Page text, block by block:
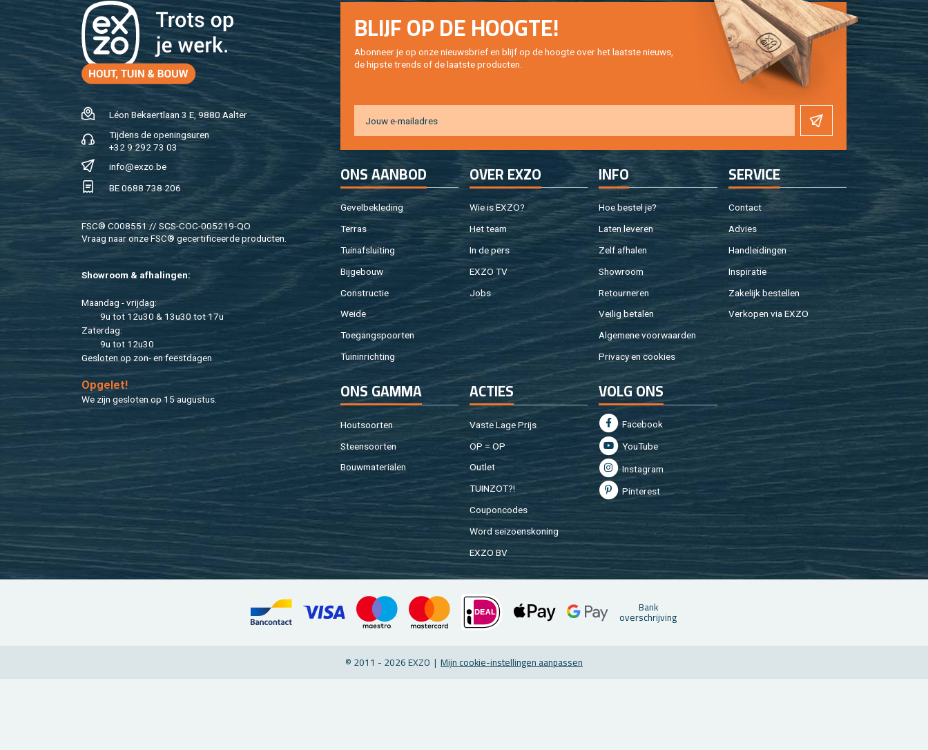
Léon Be­kaert­laan 3 E, 9880 Aal­ter
Tij­dens de ope­nings­uren
+32 9 292 73 03
info@​exzo.​be
BE 0688 738 206
FSC® C008551 // SCS-COC-005219-QO
Vraag naar onze FSC® ge­cer­ti­fi­ceer­de pro­duc­ten.
Show­room & af­ha­lin­gen:
Maan­dag - vrij­dag:
9u tot 12u30 & 13u30 tot 17u
Za­ter­dag:
9u tot 12u30
Ge­slo­ten op zon- en feest­da­gen
Op­ge­let!
We zijn ge­slo­ten op 15 au­gus­tus.
BLIJF OP DE HOOG­TE!
Abon­neer je op onze nieuws­brief en blijf op de hoog­te over het laat­ste nieuws,
de hip­s­te trends of de laat­ste pro­duc­ten.
ONS AAN­BOD
Ge­vel­be­kle­ding
Ter­ras
Tuin­af­slui­ting
Bij­ge­bouw
Con­struc­tie
Weide
Toe­gangs­poor­ten
Tuin­in­rich­ting
OVER EXZO
Wie is EXZO?
Het team
In de pers
EXZO TV
Jobs
INFO
Hoe be­stel je?
Laten le­ve­ren
Zelf af­ha­len
Show­room
Re­tour­ne­ren
Vei­lig be­ta­len
Al­ge­me­ne voor­waar­den
Pri­va­cy en coo­kies
SER­VI­CE
Con­tact
Ad­vies
Hand­lei­din­gen
In­spi­ra­tie
Za­ke­lijk be­stel­len
Ver­ko­pen via EXZO
ONS GAMMA
Hout­soor­ten
Steen­soor­ten
Bouw­ma­te­ri­a­len
AC­TIES
Vaste Lage Prijs
OP = OP
Out­let
TUIN­ZOT?!
Cou­pon­co­des
Word sei­zoens­ko­ning
EXZO BV
VOLG ONS
Fa­cebook
You­Tu­be
In­st­agram
Pin­te­rest
Bank
over­schrij­ving
© 2011 - 2026 EXZO | Mijn coo­kie-in­stel­lin­gen aan­pas­sen